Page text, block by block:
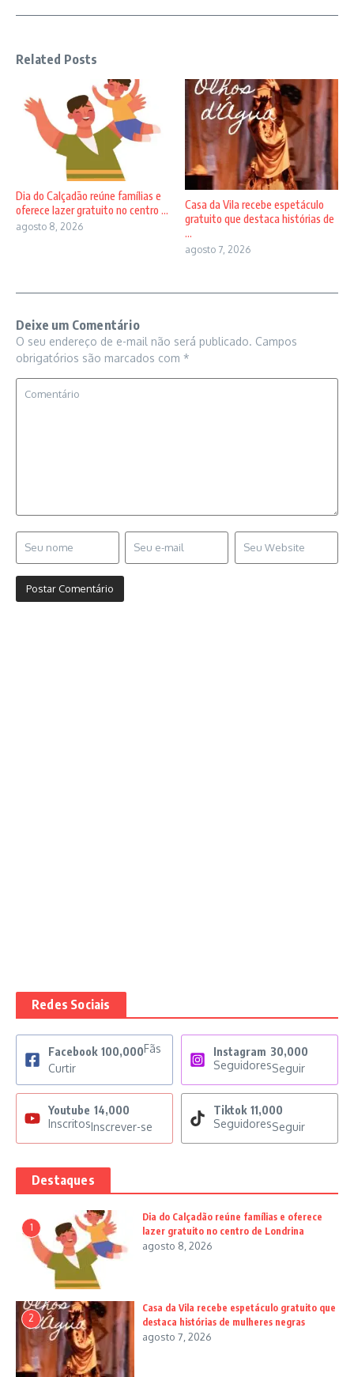
Related Posts
Dia do Calçadão reúne famílias e
oferece lazer gratuito no centro ...
agosto 8, 2026
Casa da Vila recebe espetáculo
gratuito que destaca histórias de
...
agosto 7, 2026
Deixe um Comentário
O seu endereço de e-mail não será publicado. Campos
obrigatórios são marcados com *
Redes Sociais
Facebook 100,000Fãs
Curtir
Instagram 30,000
SeguidoresSeguir
Youtube 14,000
InscritosInscrever-se
Tiktok 11,000
SeguidoresSeguir
Destaques
1
Dia do Calçadão reúne famílias e oferece
lazer gratuito no centro de Londrina
agosto 8, 2026
2
Casa da Vila recebe espetáculo gratuito que
destaca histórias de mulheres negras
agosto 7, 2026